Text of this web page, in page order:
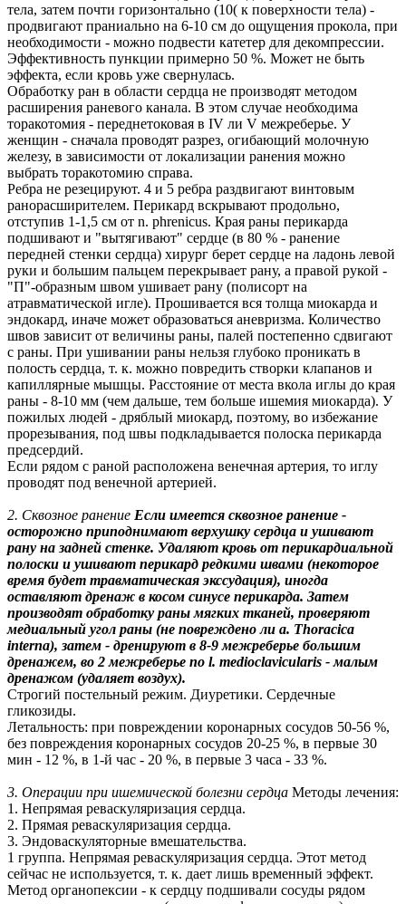
тела, затем почти горизонтально (10( к поверхности тела) -
продвигают праниально на 6-10 см до ощущения прокола, при
необходимости - можно подвести катетер для декомпрессии.
Эффективность пункции примерно 50 %. Может не быть
эффекта, если кровь уже свернулась.
Обработку ран в области сердца не производят методом
расширения раневого канала. В этом случае необходима
торакотомия - переднетоковая в IV ли V межреберье. У
женщин - сначала проводят разрез, огибающий молочную
железу, в зависимости от локализации ранения можно
выбрать торакотомию справа.
Ребра не резецируют. 4 и 5 ребра раздвигают винтовым
ранорасширителем. Перикард вскрывают продольно,
отступив 1-1,5 см от n. phrenicus. Края раны перикарда
подшивают и "вытягивают" сердце (в 80 % - ранение
передней стенки сердца) хирург берет сердце на ладонь левой
руки и большим пальцем перекрывает рану, а правой рукой -
"П"-образным швом ушивает рану (полисорт на
атравматической игле). Прошивается вся толща миокарда и
эндокард, иначе может образоваться аневризма. Количество
швов зависит от величины раны, палей постепенно сдвигают
с раны. При ушивании раны нельзя глубоко проникать в
полость сердца, т. к. можно повредить створки клапанов и
капиллярные мышцы. Расстояние от места вкола иглы до края
раны - 8-10 мм (чем дальше, тем больше ишемия миокарда). У
пожилых людей - дряблый миокард, поэтому, во избежание
прорезывания, под швы подкладывается полоска перикарда
предсердий.
Если рядом с раной расположена венечная артерия, то иглу
проводят под венечной артерией.
2. Сквозное ранение Если имеется сквозное ранение -
осторожно приподнимают верхушку сердца и ушивают
рану на задней стенке. Удаляют кровь от перикардиальной
полоски и ушивают перикард редкими швами (некоторое
время будет травматическая экссудация), иногда
оставляют дренаж в косом синусе перикарда. Затем
производят обработку раны мягких тканей, проверяют
медиальный угол раны (не повреждено ли a. Thoracica
interna), затем - дренируют в 8-9 межреберье большим
дренажем, во 2 межреберье по l. medioclavicularis - малым
дренажом (удаляет воздух).
Строгий постельный режим. Диуретики. Сердечные
гликозиды.
Летальность: при повреждении коронарных сосудов 50-56 %,
без повреждения коронарных сосудов 20-25 %, в первые 30
мин - 12 %, в 1-й час - 20 %, в первые 3 часа - 33 %.
3. Операции при ишемической болезни сердца Методы лечения:
1. Непрямая реваскуляризация сердца.
2. Прямая реваскуляризация сердца.
3. Эндоваскуляторные вмешательства.
1 группа. Непрямая реваскуляризация сердца. Этот метод
сейчас не используется, т. к. дает лишь временный эффект.
Метод органопексии - к сердцу подшивали сосуды рядом